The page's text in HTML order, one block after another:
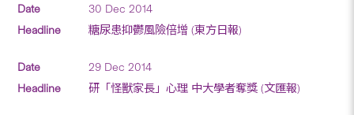
30 Dec 2014
糖尿患抑鬱風險倍增 (東方日報)
29 Dec 2014
研「怪獸家長」心理 中大學者奪獎 (文匯報)